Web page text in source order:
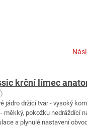
krční límec
jádro držící tvar - vysoký
měkký, pokožku nedráždící
a plynulé nastavení